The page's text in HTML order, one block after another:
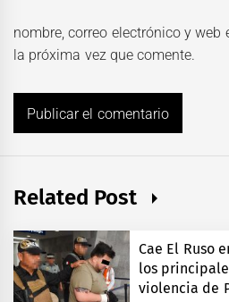
nombre, correo electrónico y web
la próxima vez que comente.
Related Post
Cae El Ruso
los
violencia de